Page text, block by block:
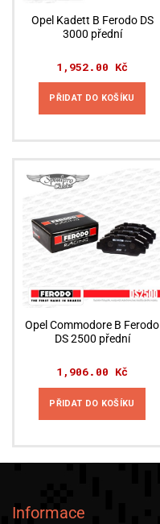
Opel Kadett B Ferodo DS
3000 přední
1,952.00 Kč
PŘIDAT DO KOŠÍKU
Opel Commodore B Ferodo
DS 2500 přední
1,906.00 Kč
PŘIDAT DO KOŠÍKU
Informace